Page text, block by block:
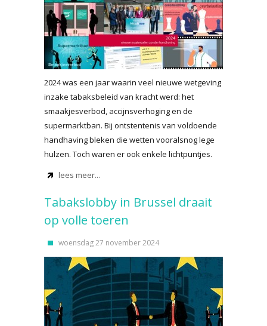
2024 was een jaar waarin veel nieuwe wetgeving
inzake tabaksbeleid van kracht werd: het
smaakjesverbod, accijnsverhoging en de
supermarktban. Bij ontstentenis van voldoende
handhaving bleken die wetten vooralsnog lege
hulzen. Toch waren er ook enkele lichtpuntjes.
lees meer...
Tabakslobby in Brussel draait
op volle toeren
woensdag 27 november 2024